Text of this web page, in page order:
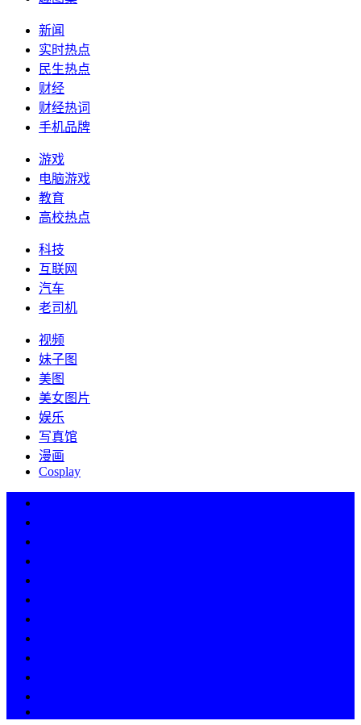
新闻
实时热点
民生热点
财经
财经热词
手机品牌
游戏
电脑游戏
教育
高校热点
科技
互联网
汽车
老司机
视频
妹子图
美图
美女图片
娱乐
写真馆
漫画
Cosplay